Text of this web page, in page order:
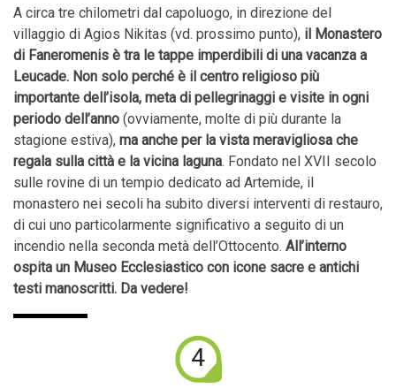
A circa tre chilometri dal capoluogo, in direzione del
villaggio di Agios Nikitas (vd. prossimo punto), il Monastero
di Faneromenis è tra le tappe imperdibili di una vacanza a
Leucade. Non solo perché è il centro religioso più
importante dell’isola, meta di pellegrinaggi e visite in ogni
periodo dell’anno (ovviamente, molte di più durante la
stagione estiva), ma anche per la vista meravigliosa che
regala sulla città e la vicina laguna. Fondato nel XVII secolo
sulle rovine di un tempio dedicato ad Artemide, il
monastero nei secoli ha subito diversi interventi di restauro,
di cui uno particolarmente significativo a seguito di un
incendio nella seconda metà dell’Ottocento. All’interno
ospita un Museo Ecclesiastico con icone sacre e antichi
testi manoscritti. Da vedere!
4